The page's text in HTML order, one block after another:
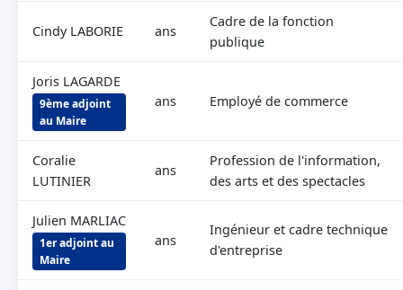
Cindy LABORIE ans
Cadre de la fonction
publique
Joris LAGARDE
9ème adjoint
au Maire
ans Employé de commerce
Coralie
LUTINIER
ans
Profession de l'information,
des arts et des spectacles
Julien MARLIAC
1er adjoint au
Maire
ans
Ingénieur et cadre technique
d'entreprise